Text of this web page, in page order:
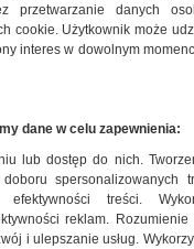
w 2022 roku.
krok
później. Rząd
do ustawy
przetwarzanie danych
cookie. Użytkownik może
interes w dowolnym
dane w celu zapewnienia:
lub dostęp do nich.
spersonalizowanych
efektywności treści.
reklam.
i ulepszanie usług.